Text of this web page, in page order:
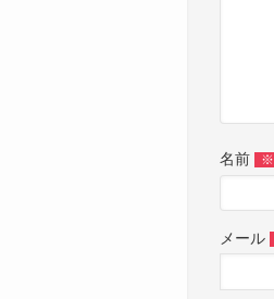
名前 ※
メール